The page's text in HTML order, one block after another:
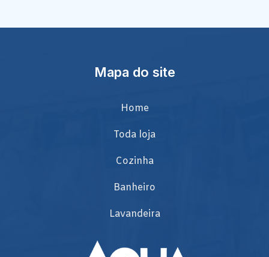
Mapa do site
Home
Toda loja
Cozinha
Banheiro
Lavandeira